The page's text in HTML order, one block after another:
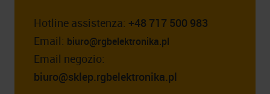
Hotline assistenza: +48 717 500 983
Email: biuro@rgbelektronika.pl
Email negozio:
biuro@sklep.rgbelektronika.pl